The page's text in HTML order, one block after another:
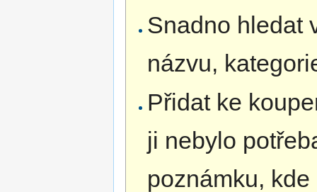
Snadno hledat
názvu,
Přidat ke
ji nebylo
poznámku,